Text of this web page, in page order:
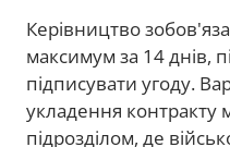
Керівництво
максимум за 14 днів,
підписувати угоду.
укладення
підрозділом, де